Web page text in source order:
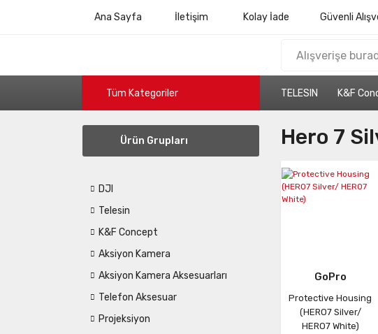
Ana Sayfa İletişim Kolay İade Güvenli
Tüm Kategoriler TELESIN K&F
Ürün Grupları
DJI
Telesin
K&F Concept
Aksiyon Kamera
Aksiyon Kamera Aksesuarları
Telefon Aksesuar
Projeksiyon
Hero 7
GoPro
Protective Housing
(HERO7 Silver/
HERO7 White)